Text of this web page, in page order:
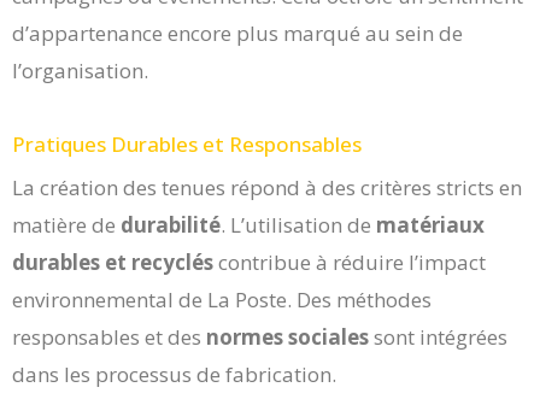
d’appartenance encore plus marqué au sein de
l’organisation.
Pratiques Durables et Responsables
La création des tenues répond à des critères stricts en
matière de durabilité. L’utilisation de matériaux
durables et recycléscontribue à réduire l’impact
environnemental de La Poste. Des méthodes
responsables et des normes socialessont intégrées
dans les processus de fabrication.